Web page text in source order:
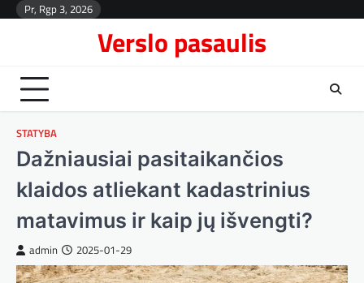
Skip Pr, Rgp 3, 2026
Verslo pasaulis
STATYBA
Dažniausiai pasitaikančios
klaidos atliekant kadastrinius
matavimus ir kaip jų išvengti?
admin 2025-01-29